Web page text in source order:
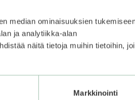
median ominaisuuksien
ja analytiikka-alan
näitä tietoja muihin tietoihin,
Markkinointi